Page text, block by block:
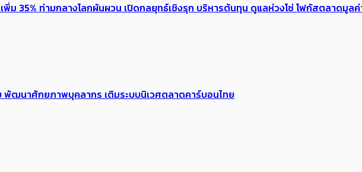
พิ่ม 35% ท่ามกลางโลกผันผวน เปิดกลยุทธ์เชิงรุก บริหารต้นทุน ดูแลห่วงโซ่ โฟกัสตลาดมูล
นาศักยภาพบุคลากร เติมระบบนิเวศตลาดคาร์บอนไทย